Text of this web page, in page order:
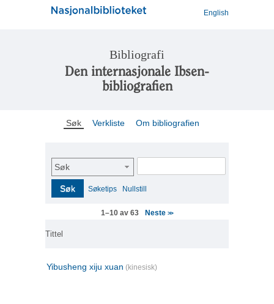
English
Bibliografi
Den internasjonale Ibsen-
bibliografien
Søk Verkliste Om bibliografien
Søk
Søk Søketips Nullstill
1–10 av 63 Neste>>
Tittel
Yibusheng xiju xuan (kinesisk)